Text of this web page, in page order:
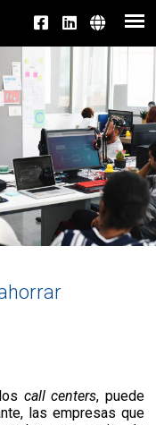
call centers, puede
las empresas que